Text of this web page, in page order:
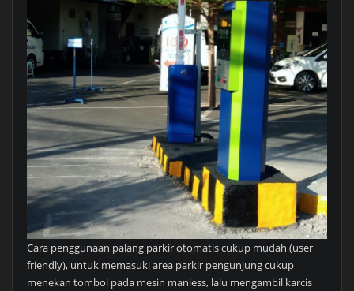
Cara penggunaan palang parkir otomatis cukup mudah (user
friendly), untuk memasuki area parkir pengunjung cukup
menekan tombol pada mesin manless, lalu mengambil karcis